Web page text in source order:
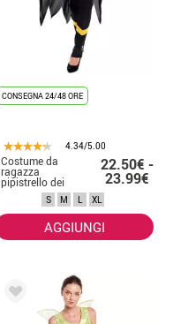
CONSEGNA 24/48 ORE
4.34/5.00
Costume da
ragazza
pipistrello dei
fumetti per
22.50€ -
23.99€
S M L XL
AGGIUNGI